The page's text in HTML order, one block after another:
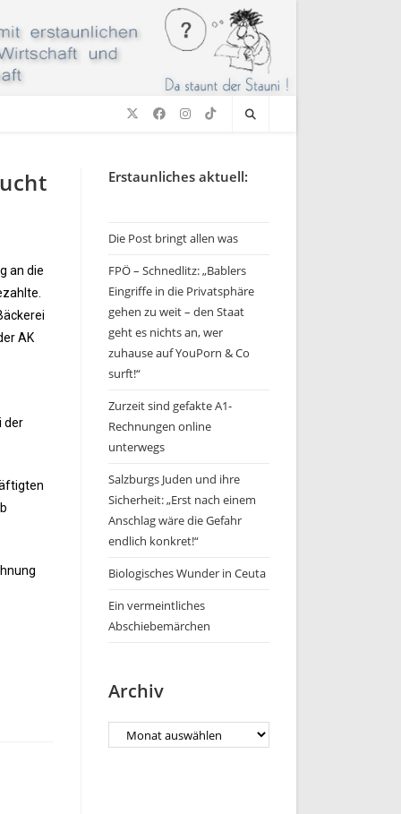
an die
AK
der
Erstaunliches aktuell:
Die Post bringt allen was
FPÖ – Schnedlitz: „Bablers
Eingriffe in die Privatsphäre
gehen zu weit – den Staat
geht es nichts an, wer
zuhause auf YouPorn & Co
surft!“
Zurzeit sind gefakte A1-
Rechnungen online
unterwegs
Salzburgs Juden und ihre
Sicherheit: „Erst nach einem
Anschlag wäre die Gefahr
endlich konkret!“
Biologisches Wunder in Ceuta
Ein vermeintliches
Abschiebemärchen
Archiv